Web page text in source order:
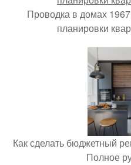
Проводка в домах
планировки
Как сделать бюджетный
Полное